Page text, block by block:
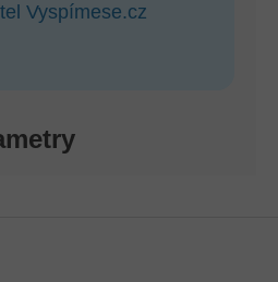
Vyspímese.cz